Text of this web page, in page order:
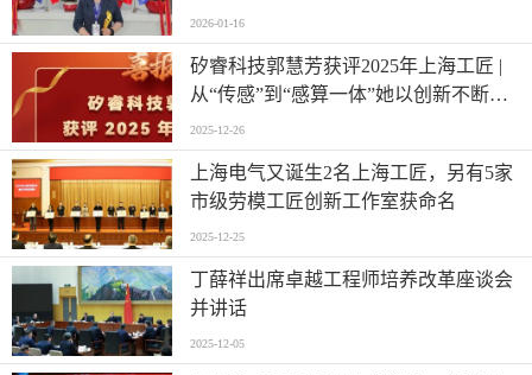
2026-01-16
矽睿科技郭慧芳获评2025年上海工匠 |
从“传感”到“感算一体”她以创新不断突
破精度极限
2025-12-26
上海电气又诞生2名上海工匠，另有5家
市级劳模工匠创新工作室获命名
2025-12-25
丁薛祥出席卓越工程师培养改革座谈会
并讲话
2025-12-05